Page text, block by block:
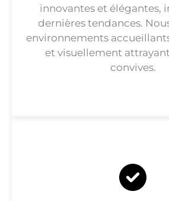
innovantes et élégantes,
dernières tendances.
environnements
et visuellement
convives.